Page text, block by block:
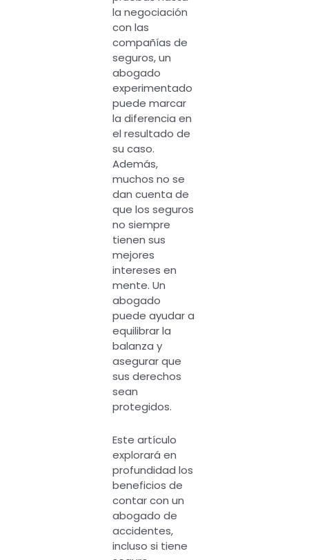
la negociación
con las
compañías de
seguros, un
abogado
experimentado
puede marcar
la diferencia en
el resultado de
su caso.
Además,
muchos no se
dan cuenta de
que los seguros
no siempre
tienen sus
mejores
intereses en
mente. Un
abogado
puede ayudar a
equilibrar la
balanza y
asegurar que
sus derechos
sean
protegidos.
Este artículo
explorará en
profundidad los
beneficios de
contar con un
abogado de
accidentes,
incluso si tiene